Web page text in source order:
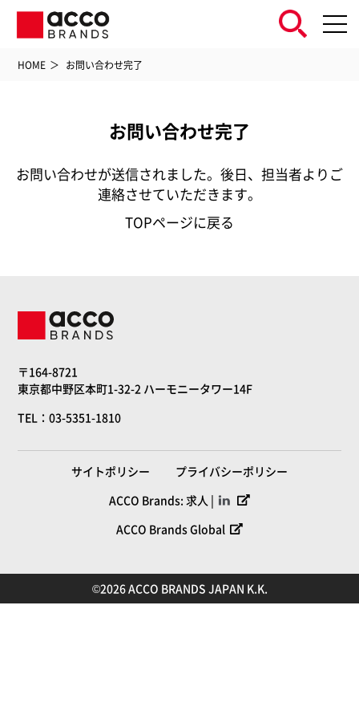
HOME お問い合わせ完了
お問い合わせ完了
お問い合わせが送信されました。後日、担当者よりご
連絡させていただきます。
TOPページに戻る
〒164-8721
東京都中野区本町1-32-2 ハーモニータワー14F
TEL：03-5351-1810
サイトポリシー
プライバシーポリシー
ACCO Brands: 求人 |
ACCO Brands Global
©2026 ACCO BRANDS JAPAN K.K.